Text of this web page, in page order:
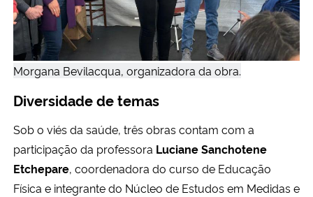
Morgana Bevilacqua, organizadora da obra.
Diversidade de temas
Sob o viés da saúde, três obras contam com a
participação da professora Luciane Sanchotene
Etchepare, coordenadora do curso de Educação
Física e integrante do Núcleo de Estudos em Medidas e